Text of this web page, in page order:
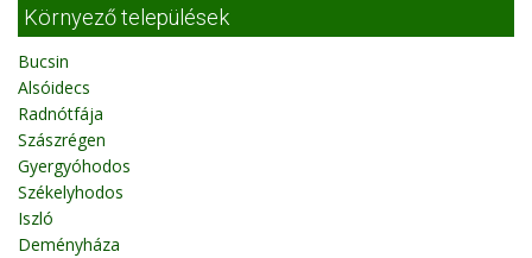
Környező települések
Bucsin
Alsóidecs
Radnótfája
Szászrégen
Gyergyóhodos
Székelyhodos
Iszló
Deményháza